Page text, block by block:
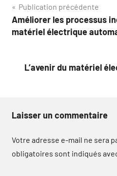
Navigation
de
Publication précédente
Améliorer les processus
matériel électrique
L’avenir du matériel
Laisser un commentaire
Votre adresse e-mail ne sera
obligatoires sont indiqués